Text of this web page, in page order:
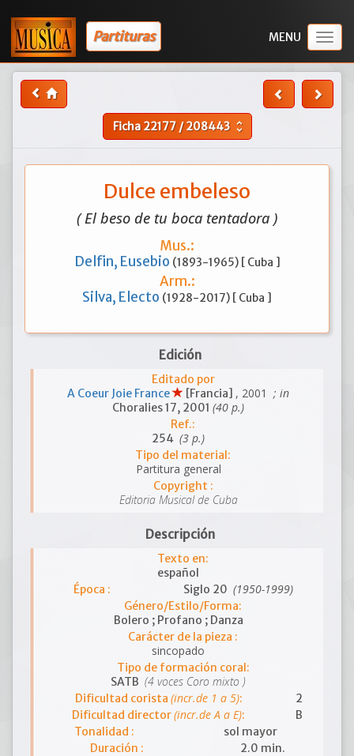
Partituras
Ficha22177/208443 unfold_more
Dulce embeleso
( El beso de tu boca tentadora )
Mus.:
Delfin, Eusebio (1893-1965) [ Cuba ]
Arm.:
Silva, Electo (1928-2017) [ Cuba ]
Edición
Editado por
A Coeur Joie France
[Francia] , 2001 ; in
Choralies 17, 2001 (40 p.)
Ref.:
254 (3 p.)
Tipo del material:
Partitura general
Copyright :
Editoria Musical de Cuba
Descripción
Texto en:
español
Época :
Siglo 20 (1950-1999)
Género/Estilo/Forma:
Bolero ; Profano ; Danza
Carácter de la pieza :
sincopado
Tipo de formación coral:
SATB (4 voces Coro mixto )
Dificultad corista (incr.de 1 a 5):
2
Dificultad director(incr.de A a E):
B
Tonalidad :
sol mayor
Duración :
2.0 min.